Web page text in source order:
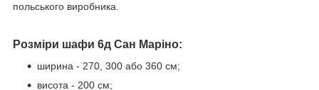
польського виробника.
Розміри шафи 6д Сан Маріно:
ширина - 270, 300 або 360 см;
висота - 200 см;